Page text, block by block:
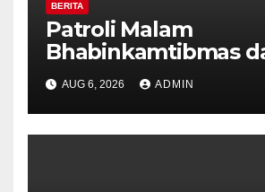
BERITA
Patroli Malam
Bhabinkamtibmas
Pilar Kelurahan
Perkuat Kamtibmas,
Diajak Aktifkan
AUG 6, 2026 ADMIN